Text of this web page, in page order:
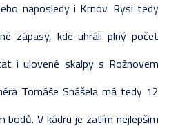
naposledy i Krnov. Rysi tedy
zápasy, kde uhráli plný počet
i ulovené skalpy s Rožnovem
Tomáše Snášela má tedy 12
bodů. V kádru je zatím nejlepším